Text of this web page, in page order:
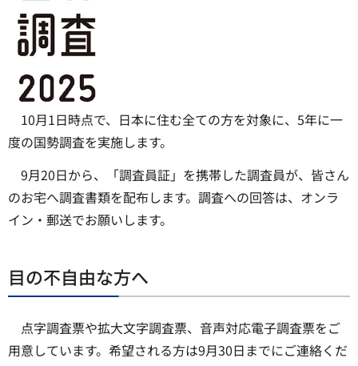
10月1日時点で、日本に住む全ての方を対象に、5年に一
度の国勢調査を実施します。
9月20日から、「調査員証」を携帯した調査員が、皆さん
のお宅へ調査書類を配布します。調査への回答は、オンラ
イン・郵送でお願いします。
目の不自由な方へ
点字調査票や拡大文字調査票、音声対応電子調査票をご
用意しています。希望される方は9月30日までにご連絡くだ